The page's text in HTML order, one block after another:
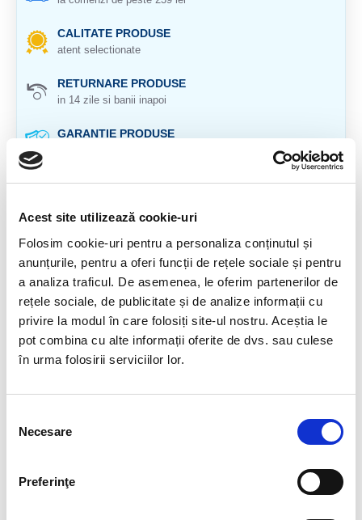
Acest site utilizează cookie-uri
Folosim cookie-uri pentru a personaliza conținutul și
anunțurile, pentru a oferi funcții de rețele sociale și pentru
a analiza traficul. De asemenea, le oferim partenerilor de
rețele sociale, de publicitate și de analize informații cu
privire la modul în care folosiți site-ul nostru. Aceștia le
pot combina cu alte informații oferite de dvs. sau culese
în urma folosirii serviciilor lor.
consimțământului
Necesare
Preferinţe
CALITATE PRODUSE
atent selectionate
RETURNARE PRODUSE
in 14 zile si banii inapoi
GARANTIE PRODUSE
Selenit gips
Numele :dupa “ Selene” zeita greaca a Lunii
Compozitie chimica : Ca(SO4)·2H2O
Culoare incolor, alb, galben, gri-verde, uneori maroniu,
Duritate :1.5-2
Polaritate :
Pretul este pentru o singura bucata.